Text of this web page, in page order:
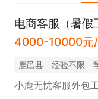
电商客服（暑假
4000-10000元/
鹿邑县 经验不限
小鹿无忧客服外包